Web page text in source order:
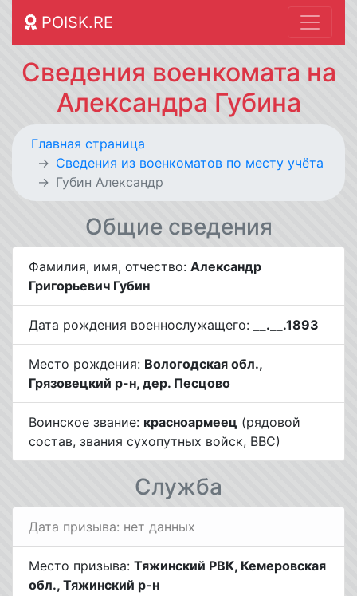
POISK.RE
Сведения военкомата на
Александра Губина
Главная страница
Cведения из военкоматов по месту учёта
Губин Александр
Общие сведения
Фамилия, имя, отчество: Александр
Григорьевич Губин
Дата рождения военнослужащего: __.__.1893
Место рождения: Вологодская обл.,
Грязовецкий р-н, дер. Песцово
Воинское звание: красноармеец (рядовой
состав, звания сухопутных войск, ВВС)
Служба
Дата призыва: нет данных
Место призыва: Тяжинский РВК, Кемеровская
обл., Тяжинский р-н